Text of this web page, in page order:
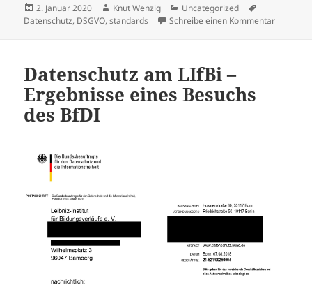
Veröffentlicht
am
2. Januar 2020 Autor
Knut Wenzig Kategorien
Uncategorized
Datenschutz, DSGVO,standards Schreibe einen Kommentarzu
Datenschutz am LIfBi –
Ergebnisse eines Besuchs
des BfDI